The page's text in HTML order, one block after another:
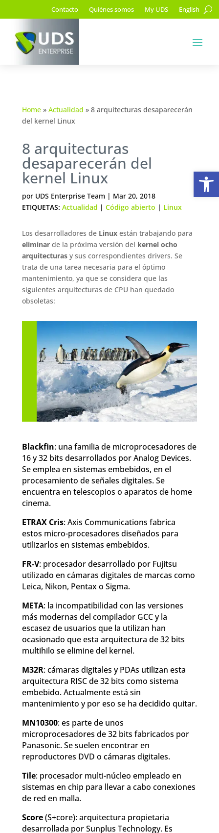
Contacto Quiénes somos My UDS English
Home» Actualidad » 8 arquitecturas desaparecerán
del kernel Linux
8 arquitecturas
desaparecerán del
kernel Linux
por UDS Enterprise Team | Mar 20, 2018
ETIQUETAS: Actualidad | Código abierto | Linux
Los desarrolladores de Linuxestán trabajando para
eliminarde la próxima versión del kernel ocho
arquitecturasy sus correspondientes drivers. Se
trata de una tarea necesaria para el óptimo
mantenimiento, ya que se considera que las
siguientes arquitecturas de CPU han quedado
obsoletas:
Blackfin: una familia de microprocesadores de
16 y 32 bits desarrollados por Analog Devices.
Se emplea en sistemas embebidos, en el
procesamiento de señales digitales. Se
encuentra en telescopios o aparatos de home
cinema.
ETRAX Cris: Axis Communications fabrica
estos micro-procesadores diseñados para
utilizarlos en sistemas embebidos.
FR-V: procesador desarrollado por Fujitsu
utilizado en cámaras digitales de marcas como
Leica, Nikon, Pentax o Sigma.
META: la incompatibilidad con las versiones
más modernas del compilador GCC y la
escasez de usuarios que la utilizan han
ocasionado que esta arquitectura de 32 bits
multihilo se elimine del kernel.
M32R: cámaras digitales y PDAs utilizan esta
arquitectura RISC de 32 bits como sistema
embebido. Actualmente está sin
mantenimiento y por eso se ha decidido quitar.
MN10300: es parte de unos
microprocesadores de 32 bits fabricados por
Panasonic. Se suelen encontrar en
reproductores DVD o cámaras digitales.
Tile: procesador multi-núcleo empleado en
sistemas en chip para llevar a cabo conexiones
de red en malla.
Score(S+core): arquitectura propietaria
desarrollada por Sunplus Technology. Es